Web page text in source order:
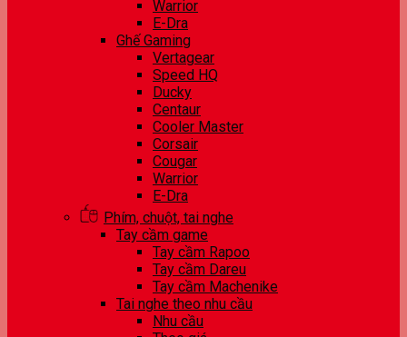
Warrior
E-Dra
Ghế Gaming
Vertagear
Speed HQ
Ducky
Centaur
Cooler Master
Corsair
Cougar
Warrior
E-Dra
Phím, chuột, tai nghe
Tay cầm game
Tay cầm Rapoo
Tay cầm Dareu
Tay cầm Machenike
Tai nghe theo nhu cầu
Nhu cầu